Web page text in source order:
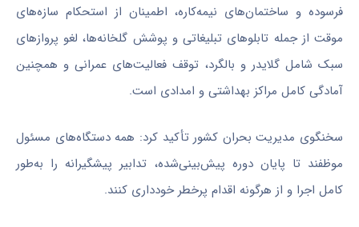
فرسوده و ساختمان‌های نیمه‌کاره، اطمینان از استحکام سازه‌های
موقت از جمله تابلو‌های تبلیغاتی و پوشش گلخانه‌ها، لغو پرواز‌های
سبک شامل گلایدر و بالگرد، توقف فعالیت‌های عمرانی و همچنین
آمادگی کامل مراکز بهداشتی و امدادی است.
سخنگوی مدیریت بحران کشور تأکید کرد: همه دستگاه‌های مسئول
موظفند تا پایان دوره پیش‌بینی‌شده، تدابیر پیشگیرانه را به‌طور
کامل اجرا و از هرگونه اقدام پرخطر خودداری کنند.